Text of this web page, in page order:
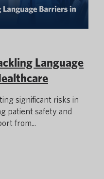
Language
significant risks in
patient safety and
from...